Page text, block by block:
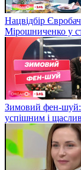
Нацвідбір
Мірошниченко у
Зимовий фен-шуй:
успішним і